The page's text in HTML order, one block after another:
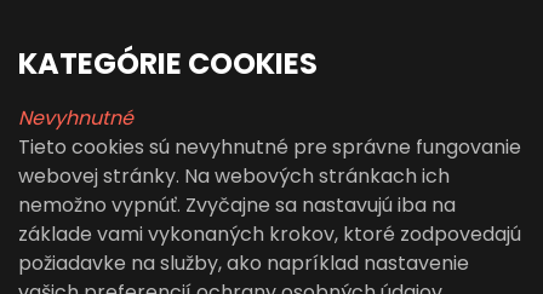
KATEGÓRIE COOKIES
Nevyhnutné
Tieto cookies sú nevyhnutné pre správne fungovanie
webovej stránky. Na webových stránkach ich
nemožno vypnúť. Zvyčajne sa nastavujú iba na
základe vami vykonaných krokov, ktoré zodpovedajú
požiadavke na služby, ako napríklad nastavenie